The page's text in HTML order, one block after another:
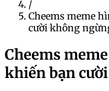
/
Cheems meme
cười không
Cheems
khiến bạn